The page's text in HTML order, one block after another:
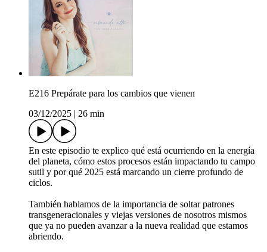
E216 Prepárate para los cambios que vienen
03/12/2025
26 min
En este episodio te explico qué está ocurriendo en la energía
del planeta, cómo estos procesos están impactando tu campo
sutil y por qué 2025 está marcando un cierre profundo de
ciclos.
También hablamos de la importancia de soltar patrones
transgeneracionales y viejas versiones de nosotros mismos
que ya no pueden avanzar a la nueva realidad que estamos
abriendo.